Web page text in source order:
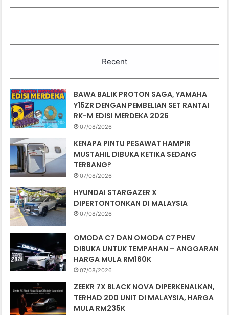
Recent
BAWA BALIK PROTON SAGA, YAMAHA
Y15ZR DENGAN PEMBELIAN SET RANTAI
RK-M EDISI MERDEKA 2026
07/08/2026
KENAPA PINTU PESAWAT HAMPIR
MUSTAHIL DIBUKA KETIKA SEDANG
TERBANG?
07/08/2026
HYUNDAI STARGAZER X
DIPERTONTONKAN DI MALAYSIA
07/08/2026
OMODA C7 DAN OMODA C7 PHEV
DIBUKA UNTUK TEMPAHAN – ANGGARAN
HARGA MULA RM160K
07/08/2026
ZEEKR 7X BLACK NOVA DIPERKENALKAN,
TERHAD 200 UNIT DI MALAYSIA, HARGA
MULA RM235K